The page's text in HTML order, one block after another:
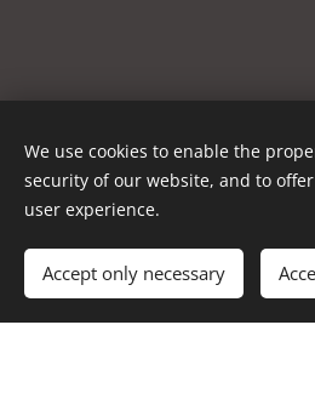
Add
Cookies
Languages
We use cookies to enable the
security of our website, and to
user experience.
Accept only necessary